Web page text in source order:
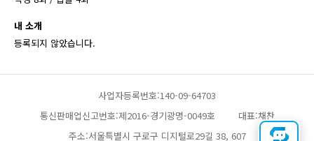
내 소개
등록되지 않았습니다.
사업자등록번호:140-09-64703
통신판매업신고번호:제2016-경기광명-0049호
대표:채찬
주소:서울특별시 구로구 디지털로29길 38, 607